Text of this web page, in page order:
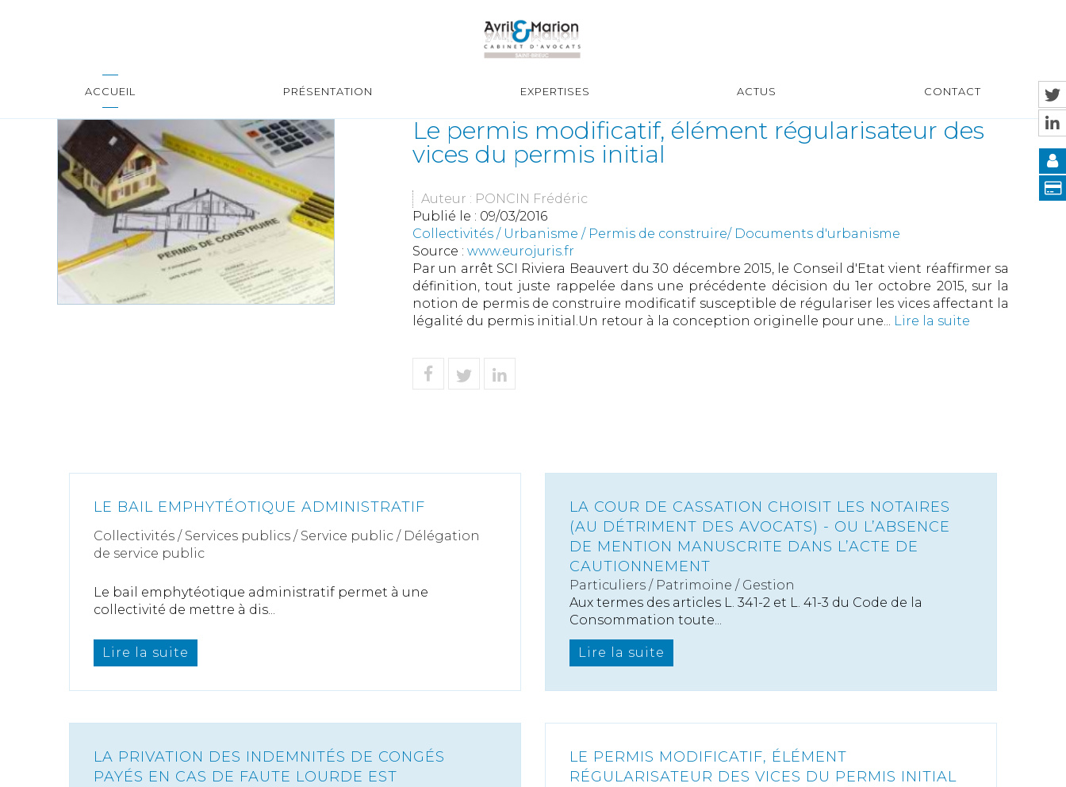
ACCUEIL PRÉSENTATION EXPERTISES ACTUS CONTACT
Le permis modificatif, élément régularisateur des
vices du permis initial
Auteur : PONCIN Frédéric
Publié le : 09/03/2016
Collectivités / Urbanisme / Permis de construire/ Documents d'urbanisme
Source : www.eurojuris.fr
Par un arrêt SCI Riviera Beauvert du 30 décembre 2015, le Conseil d'Etat vient réaffirmer sa
définition, tout juste rappelée dans une précédente décision du 1er octobre 2015, sur la
notion de permis de construire modificatif susceptible de régulariser les vices affectant la
légalité du permis initial.Un retour à la conception originelle pour une... Lire la suite
LE BAIL EMPHYTÉOTIQUE ADMINISTRATIF
Collectivités / Services publics / Service public / Délégation
de service public
Le bail emphytéotique administratif permet à une
collectivité de mettre à dis...
Lire la suite
LA COUR DE CASSATION CHOISIT LES NOTAIRES
(AU DÉTRIMENT DES AVOCATS) - OU L’ABSENCE
DE MENTION MANUSCRITE DANS L’ACTE DE
CAUTIONNEMENT
Particuliers / Patrimoine / Gestion
Aux termes des articles L. 341-2 et L. 41-3 du Code de la
Consommation toute...
Lire la suite
LA PRIVATION DES INDEMNITÉS DE CONGÉS
PAYÉS EN CAS DE FAUTE LOURDE EST
LE PERMIS MODIFICATIF, ÉLÉMENT
RÉGULARISATEUR DES VICES DU PERMIS INITIAL